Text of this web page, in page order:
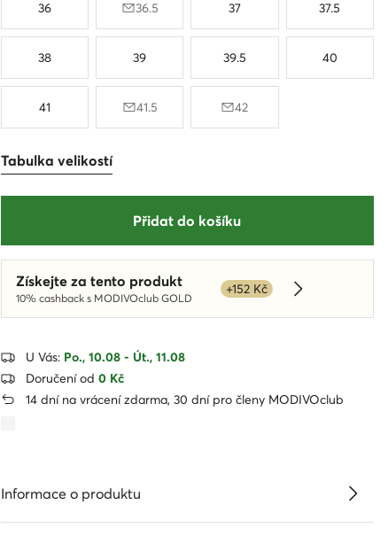
36 36.5 37 37.5
38 39 39.5 40
41 41.5 42
Tabulka velikostí
Přidat do košíku
Získejte za tento produkt
10% cashback s MODIVOclub GOLD
+152 Kč
Dowiedz się
U Vás: Po., 10.08 - Út., 11.08
Doručení od 0 Kč
14 dní na vrácení zdarma, 30 dní pro členy MODIVOclub
Informace o produktu